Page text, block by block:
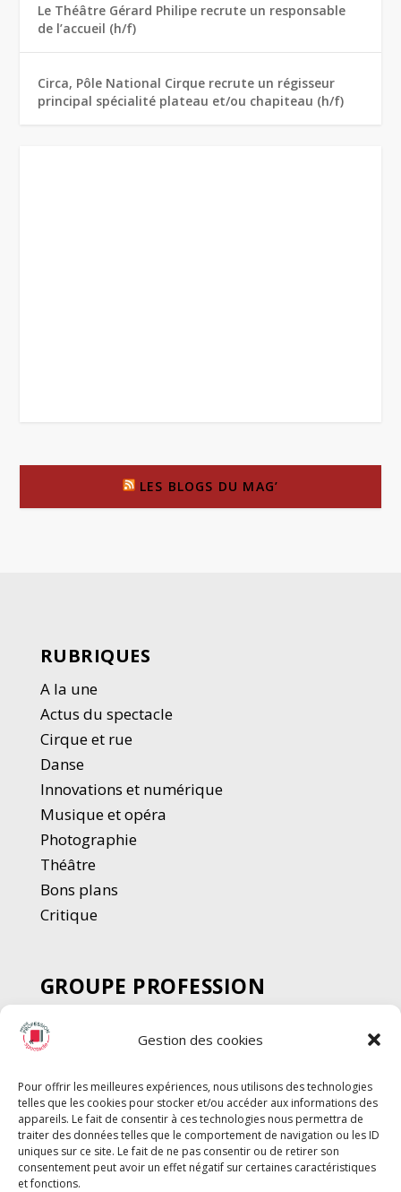
Gestion des cookies
Pour offrir les meilleures expériences, nous utilisons des technologies
telles que les cookies pour stocker et/ou accéder aux informations des
appareils. Le fait de consentir à ces technologies nous permettra de
traiter des données telles que le comportement de navigation ou les ID
uniques sur ce site. Le fait de ne pas consentir ou de retirer son
consentement peut avoir un effet négatif sur certaines caractéristiques
et fonctions.
Le Théâtre Gérard Philipe recrute un responsable
de l’accueil (h/f)
Circa, Pôle National Cirque recrute un régisseur
principal spécialité plateau et/ou chapiteau (h/f)
LES BLOGS DU MAG’
RUBRIQUES
A la une
Actus du spectacle
Cirque et rue
Danse
Innovations et numérique
Musique et opéra
Photographie
Théâtre
Bons plans
Critique
GROUPE PROFESSION
SPECTACLE
Chèque Intermittents
Chèque Compta
Chèque Emploi Spectacle
G-Pods
Profession Audio-visuel